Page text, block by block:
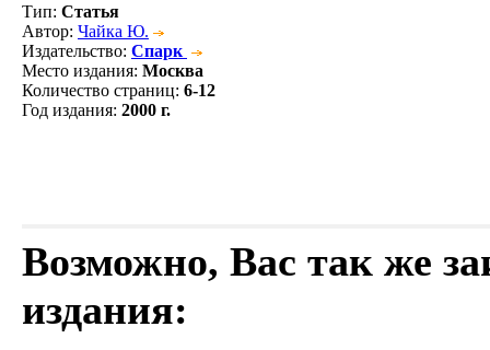
Тип: Статья
Автор: Чайка Ю.
Издательство: Спарк
Место издания: Москва
Количество страниц: 6-12
Год издания: 2000 г.
Возможно, Вас так же
издания: